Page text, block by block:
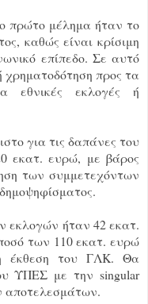
πρώτο μέλημα ήταν το
καθώς είναι κρίσιμη
επίπεδο. Σε αυτό
χρηματοδότηση προς τα
εθνικές εκλογές ή
για τις δαπάνες του
εκατ. ευρώ, με βάρος
των συμμετεχόντων
εκλογών ήταν 42 εκατ.
των 110 εκατ. ευρώ
έκθεση του ΓΛΚ. Θα
ΥΠΕΣ με την singular
αποτελεσμάτων.